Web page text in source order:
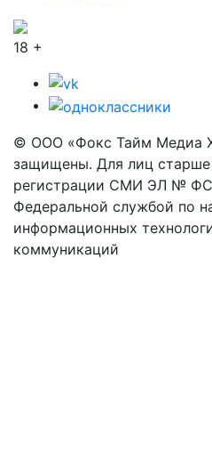
18 +
© ООО «Фокс Тайм Медиа
защищены. Для лиц старше
регистрации СМИ ЭЛ № ФС
Федеральной службой по
информационных
коммуникаций